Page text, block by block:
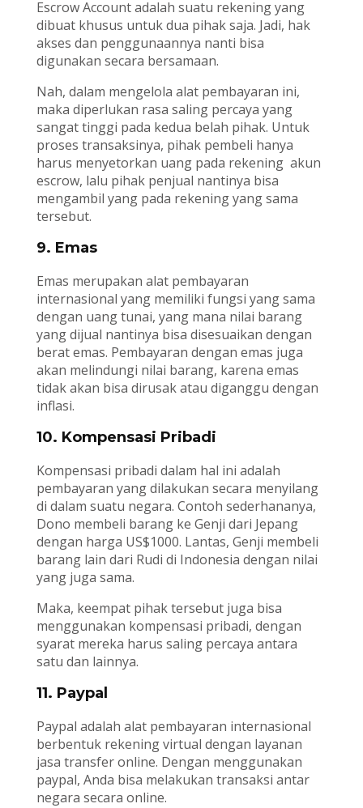
Escrow Account adalah suatu rekening yang
dibuat khusus untuk dua pihak saja. Jadi, hak
akses dan penggunaannya nanti bisa
digunakan secara bersamaan.
Nah, dalam mengelola alat pembayaran ini,
maka diperlukan rasa saling percaya yang
sangat tinggi pada kedua belah pihak. Untuk
proses transaksinya, pihak pembeli hanya
harus menyetorkan uang pada rekening akun
escrow, lalu pihak penjual nantinya bisa
mengambil yang pada rekening yang sama
tersebut.
9. Emas
Emas merupakan alat pembayaran
internasional yang memiliki fungsi yang sama
dengan uang tunai, yang mana nilai barang
yang dijual nantinya bisa disesuaikan dengan
berat emas. Pembayaran dengan emas juga
akan melindungi nilai barang, karena emas
tidak akan bisa dirusak atau diganggu dengan
inflasi.
10. Kompensasi Pribadi
Kompensasi pribadi dalam hal ini adalah
pembayaran yang dilakukan secara menyilang
di dalam suatu negara. Contoh sederhananya,
Dono membeli barang ke Genji dari Jepang
dengan harga US$1000. Lantas, Genji membeli
barang lain dari Rudi di Indonesia dengan nilai
yang juga sama.
Maka, keempat pihak tersebut juga bisa
menggunakan kompensasi pribadi, dengan
syarat mereka harus saling percaya antara
satu dan lainnya.
11. Paypal
Paypal adalah alat pembayaran internasional
berbentuk rekening virtual dengan layanan
jasa transfer online. Dengan menggunakan
paypal, Anda bisa melakukan transaksi antar
negara secara online.